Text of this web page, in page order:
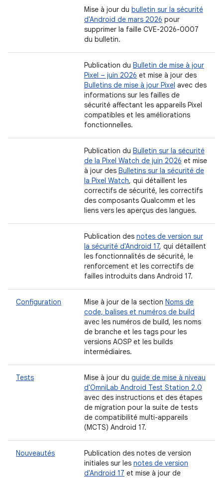
Mise à jour du bulletin sur la sécurité
d'Android de mars 2026 pour
supprimer la faille CVE-2026-0007
du bulletin.
Publication du Bulletin de mise à jour
Pixel – juin 2026 et mise à jour des
Bulletins de mise à jour Pixel avec des
informations sur les failles de
sécurité affectant les appareils Pixel
compatibles et les améliorations
fonctionnelles.
Publication du Bulletin sur la sécurité
de la Pixel Watch de juin 2026 et mise
à jour des Bulletins sur la sécurité de
la Pixel Watch, qui détaillent les
correctifs de sécurité, les correctifs
des composants Qualcomm et les
liens vers les aperçus des langues.
Publication des notes de version sur
la sécurité d'Android 17, qui détaillent
les fonctionnalités de sécurité, le
renforcement et les correctifs de
failles introduits dans Android 17.
Configuration Mise à jour de la section Noms de
code, balises et numéros de build
avec les numéros de build, les noms
de branche et les tags pour les
versions AOSP et les builds
intermédiaires.
Tests Mise à jour du guide de mise à niveau
d'OmniLab Android Test Station 2.0
avec des instructions et des étapes
de migration pour la suite de tests
de compatibilité multi-appareils
(MCTS) Android 17.
Nouveautés
Publication des notes de version
initiales sur les notes de version
d'Android 17 et mise à jour de